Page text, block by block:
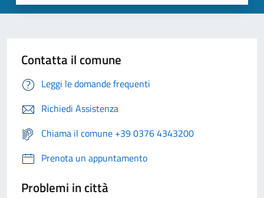
Contatta il comune
Leggi le domande frequenti
Richiedi Assistenza
Chiama il comune +39 0376 4343200
Prenota un appuntamento
Problemi in città